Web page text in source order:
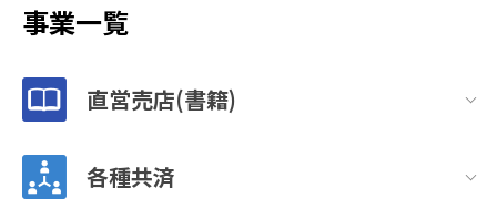
事業一覧
直営売店(書籍)
各種共済